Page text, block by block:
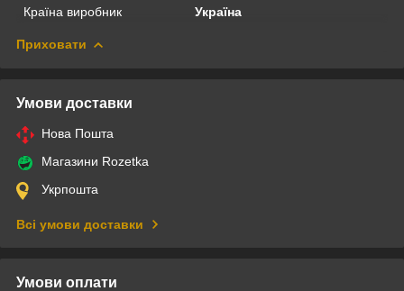
Країна виробник
Україна
Приховати
Умови доставки
Нова Пошта
Магазини Rozetka
Укрпошта
Всі умови доставки
Умови оплати